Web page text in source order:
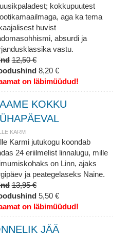
kokkupuutest
aga ka tema
huvist
absurdi ja
vastu.
12,50 €
8,20 €
on läbimüüdud!
KOKKU
KARM
Karmi jutukogu koondab
24 eriilmelist linnalugu, mille
on Linn, ajaks
ja peategelaseks Naine.
13,95 €
5,50 €
on läbimüüdud!
JÄÄ